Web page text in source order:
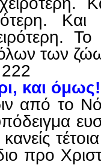
των
και όμως!
από το
προ